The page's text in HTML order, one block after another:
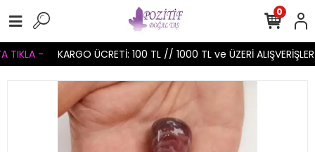
- KARGO ÜCRETİ: 100 TL // 1000 TL ve ÜZERİ
0